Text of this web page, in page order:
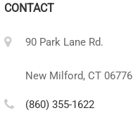
CONTACT
90 Park Lane Rd.
New Milford, CT 06776
(860) 355-1622